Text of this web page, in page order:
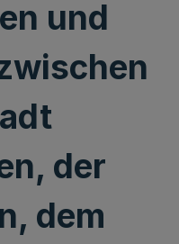
und
der
dem